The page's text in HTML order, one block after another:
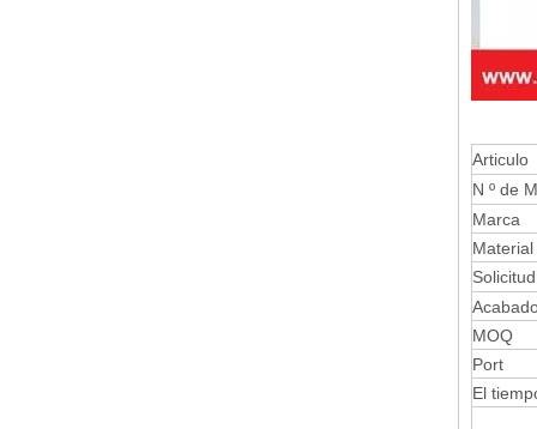
Articulo
N º de
Marca
Material
Solicitud
MOQ
Port
El